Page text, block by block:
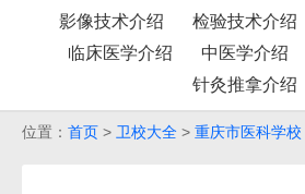
影像技术介绍
检验技术介绍
临床医学介绍
中医学介绍
针灸推拿介绍
位置： 首页 > 卫校大全 > 重庆市医科学校